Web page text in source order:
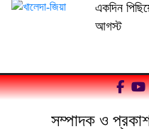
একদিন
আগস্ট
সম্পাদক ও